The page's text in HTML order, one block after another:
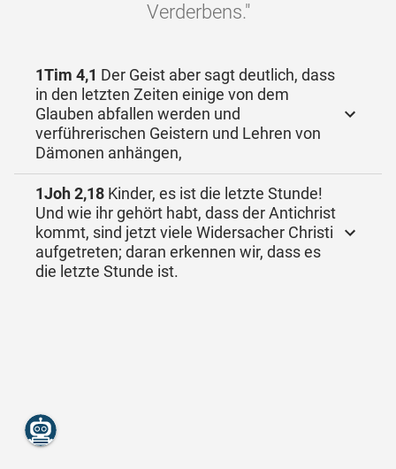
Verderbens."
1Tim 4,1 Der Geist aber sagt deutlich, dass
in den letzten Zeiten einige von dem
Glauben abfallen werden und
verführerischen Geistern und Lehren von
Dämonen anhängen,
1Joh 2,18 Kinder, es ist die letzte Stunde!
Und wie ihr gehört habt, dass der Antichrist
kommt, sind jetzt viele Widersacher Christi
aufgetreten; daran erkennen wir, dass es
die letzte Stunde ist.